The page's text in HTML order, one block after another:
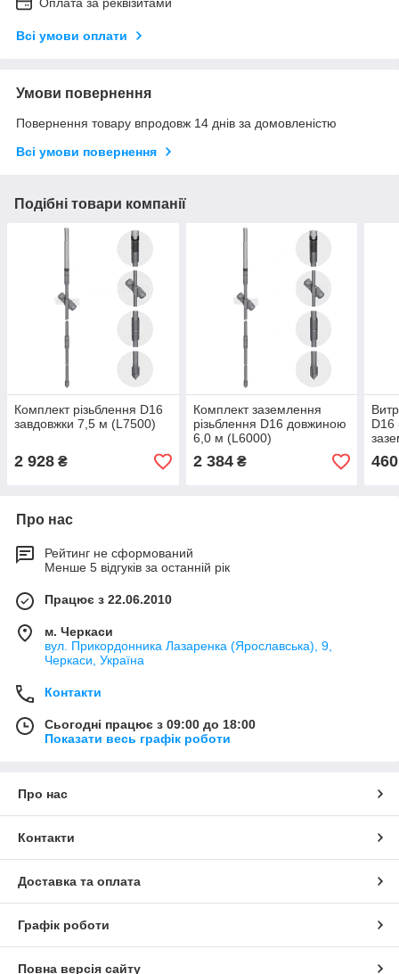
Всі умови оплати
Умови повернення
Повернення товару впродовж 14 днів за домовленістю
Всі умови повернення
Подібні товари компанії
Комплект різьблення D16
завдовжки 7,5 м (L7500)
2 928 ₴
Комплект заземлення
різьблення D16 довжиною
6,0 м (L6000)
2 384₴
D16
460
Про нас
Рейтинг не сформований
Менше 5 відгуків за останній рік
Працює з 22.06.2010
м. Черкаси
вул. Прикордонника Лазаренка (Ярославська), 9,
Черкаси, Україна
Контакти
Сьогодні працює з 09:00 до 18:00
Показати весь графік роботи
Про нас
Контакти
Доставка та оплата
Графік роботи
Повна версія сайту